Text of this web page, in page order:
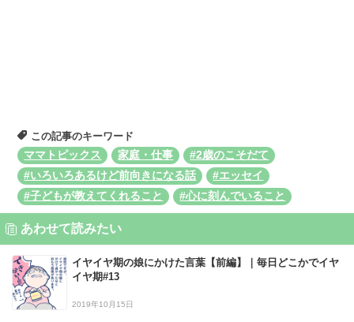
この記事のキーワード
ママトピックス
家庭・仕事
#2歳のこそだて
#いろいろあるけど前向きになる話
#エッセイ
#子どもが教えてくれること
#心に刻んでいること
あわせて読みたい
イヤイヤ期の娘にかけた言葉【前編】｜毎日どこかでイヤ
イヤ期#13
2019年10月15日